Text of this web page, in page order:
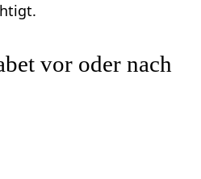
vor oder nach